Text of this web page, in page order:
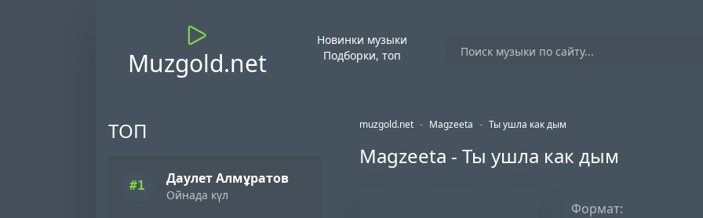
Muzgold.net
Новинки музыки
Подборки, топ
ТОП
#1 Даулет Алмұратов
Ойнада күл
muzgold.net - Magzeeta - Ты ушла как дым
Magzeeta - Ты ушла как дым
Формат: